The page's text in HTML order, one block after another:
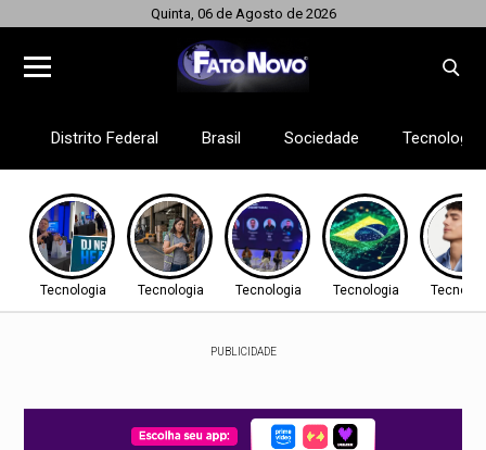
Quinta, 06 de Agosto de 2026
Distrito Federal Brasil Sociedade Tecnologia
Tecnologia Tecnologia Tecnologia Tecnologia
PUBLICIDADE